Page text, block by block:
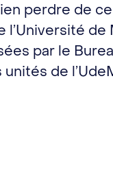
perdre de
l’Université
par le
de